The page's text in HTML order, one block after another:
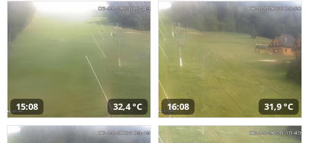
15:08 32,4 °C 16:08 31,9 °C